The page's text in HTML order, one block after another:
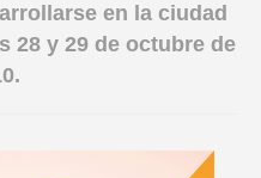
en la ciudad
28 y 29 de octubre de